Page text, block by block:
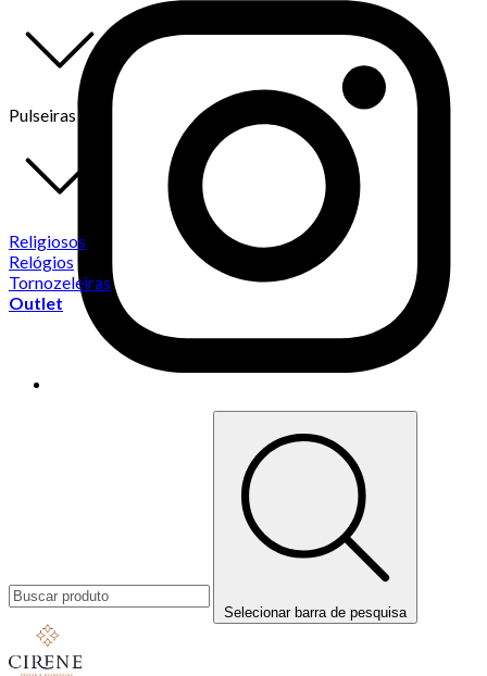
Pulseiras
Religiosos
Relógios
Tornozeleiras
Outlet
Selecionar barra de pesquisa